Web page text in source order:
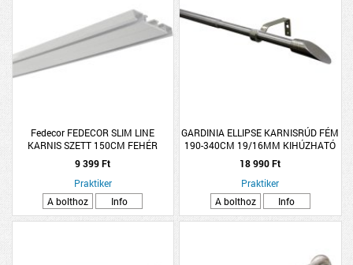
Fedecor FEDECOR SLIM LINE
KARNIS SZETT 150CM FEHÉR
ALUMÍNIUM KÉTSOROS
9 399 Ft
Praktiker
A bolthoz
Info
GARDINIA ELLIPSE KARNISRÚD FÉM
190-340CM 19/16MM KIHÚZHATÓ
18 990 Ft
Praktiker
A bolthoz
Info